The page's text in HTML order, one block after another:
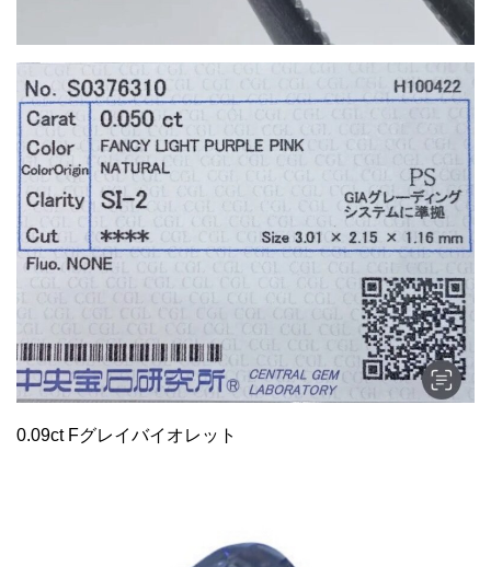
0.09ct Fグレイバイオレット